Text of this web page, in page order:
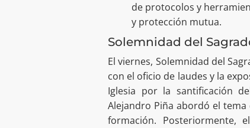
de protocolos y
y protección mutua.
Solemnidad del
El viernes, Solemnidad del
con el oficio de laudes y la
Iglesia por la santificación
Alejandro Piña abordó el
formación. Posteriormente,